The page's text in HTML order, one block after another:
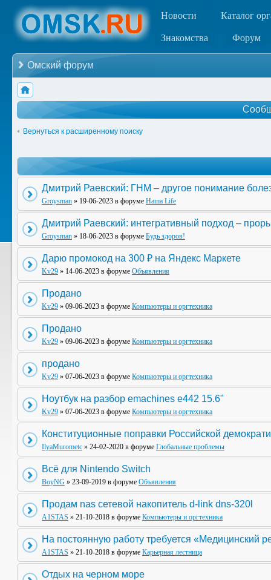
Новости Каталог
Знакомства Форум
Омский форум
Вернуться к расширенному поиску
Дмитрий Раевский: ГНМ – другое понимание
Groysman » 19-06-2023 в форуме Наша Life
Дмитрий Раевский: интегративный подход –
Groysman » 18-06-2023 в форуме Будь здоров!
Дарю промокод на 300 ₽ на Яндекс Маркете
Kv29 » 14-06-2023 в форуме Объявления
Продано
Kv29 » 09-06-2023 в форуме Компьютеры и оргтехника
Продано
Kv29 » 09-06-2023 в форуме Компьютеры и оргтехника
продано
Kv29 » 07-06-2023 в форуме Компьютеры и оргтехника
Ноутбук на разбор emachines e442 15.6"
Kv29 » 07-06-2023 в форуме Компьютеры и оргтехника
Конституционные поправки Российской
IlyaMurometc » 24-02-2020 в форуме Глобальные проблемы
Всё для Nintendo Switch
BoyNG » 23-09-2019 в форуме Объявления
Продам nas сетевой накопитель d-link dns-320l
A1STAS » 21-10-2018 в форуме Компьютеры и оргтехника
На постоянную работу требуется «Медицинский
A1STAS » 21-10-2018 в форуме Карьерная лестница
Отдых на черном море